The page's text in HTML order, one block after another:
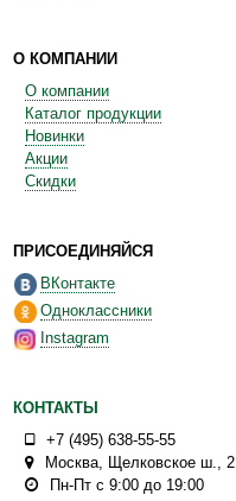
О КОМПАНИИ
О компании
Каталог продукции
Новинки
Акции
Скидки
ПРИСОЕДИНЯЙСЯ
ВКонтакте
Одноклассники
Instagram
КОНТАКТЫ
+7 (495) 638-55-55
Москва, Щелковское ш., 2
Пн-Пт с 9:00 до 19:00